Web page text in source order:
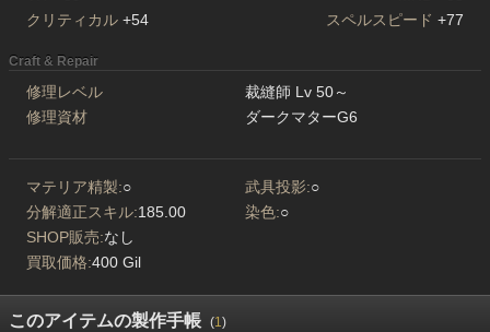
クリティカル +54 スペルスピード +77
Craft & Repair
修理レベル
裁縫師 Lv 50～
修理資材
ダークマターG6
マテリア精製:○ 武具投影:○
分解適正スキル:185.00 染色:○
SHOP販売:なし
買取価格:400 Gil
このアイテムの製作手帳 (1)